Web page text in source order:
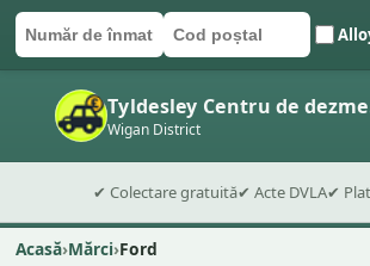
Număr de
Cod poștal
Trimite formularul
Wigan District
✔ Colectare gratuită✔ Acte DVLA✔
Acasă Mărci Ford